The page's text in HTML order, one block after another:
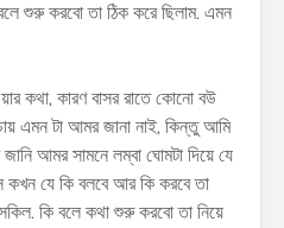
শুরু করবো তা ঠিক করে ছিলাম. এমন
কথা, কারণ বাসর রাতে কোনো বউ
এমন টা আমর জানা নাই, কিন্তু আমি
আমর সামনে লম্বা ঘোমটা দিয়ে যে
যে কি বলবে আর কি করবে তা
কি বলে কথা শুরু করবো তা নিয়ে